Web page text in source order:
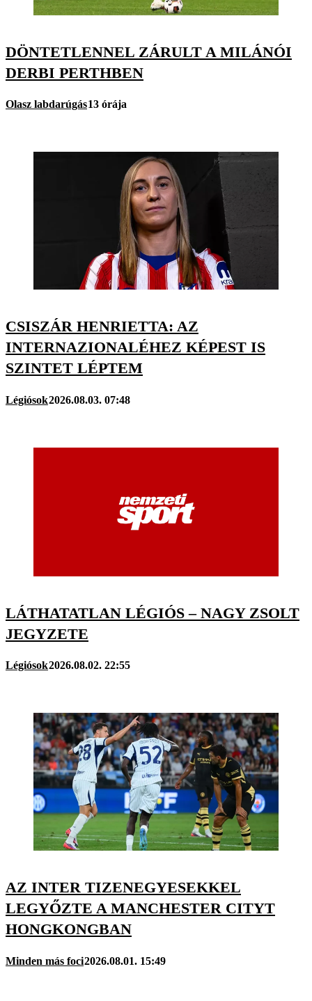
DÖNTETLENNEL ZÁRULT A MILÁNÓI
DERBI PERTHBEN
Olasz labdarúgás13 órája
CSISZÁR HENRIETTA: AZ
INTERNAZIONALÉHEZ KÉPEST IS
SZINTET LÉPTEM
Légiósok2026.08.03. 07:48
LÁTHATATLAN LÉGIÓS – NAGY ZSOLT
JEGYZETE
Légiósok2026.08.02. 22:55
AZ INTER TIZENEGYESEKKEL
LEGYŐZTE A MANCHESTER CITYT
HONGKONGBAN
Minden más foci2026.08.01. 15:49